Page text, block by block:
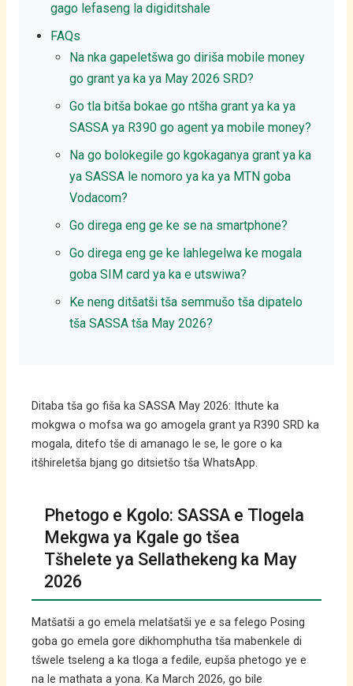
gago lefaseng la digiditshale
FAQs
Na nka gapeletšwa go diriša mobile money
go grant ya ka ya May 2026 SRD?
Go tla bitša bokae go ntšha grant ya ka ya
SASSA ya R390 go agent ya mobile money?
Na go bolokegile go kgokaganya grant ya ka
ya SASSA le nomoro ya ka ya MTN goba
Vodacom?
Go direga eng ge ke se na smartphone?
Go direga eng ge ke lahlegelwa ke mogala
goba SIM card ya ka e utswiwa?
Ke neng ditšatši tša semmušo tša dipatelo
tša SASSA tša May 2026?
Ditaba tša go fiša ka SASSA May 2026: Ithute ka
mokgwa o mofsa wa go amogela grant ya R390 SRD ka
mogala, ditefo tše di amanago le se, le gore o ka
itšhireletša bjang go ditsietšo tša WhatsApp.
Phetogo e Kgolo: SASSA e Tlogela
Mekgwa ya Kgale go tšea
Tšhelete ya Sellathekeng ka May
2026
Matšatši a go emela melatšatši ye e sa felego Posing
goba go emela gore dikhomphutha tša mabenkele di
tšwele tseleng a ka tloga a fedile, eupša phetogo ye e
na le mathata a yona. Ka March 2026, go bile